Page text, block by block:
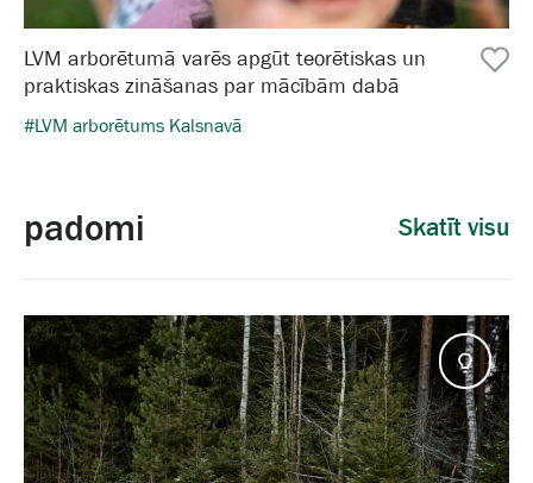
LVM arborētumā varēs apgūt teorētiskas un
praktiskas zināšanas par mācībām dabā
#LVM arborētums Kalsnavā
padomi Skatīt visu